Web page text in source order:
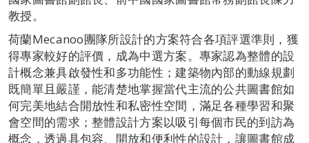
教授。
荷蘭Mecanoo團隊所設計的方案符合各項評選準則，獲
得專家較好的評價，成為中選方案。專家認為整體的設
計概念兼具啟發性和多功能性；建築物內部的動線規劃
既簡單且嚴謹，能清楚地掌握當代主流的公共圖書館如
何完美地結合開放性和私密性空間，滿足各種學習和聚
會空間的需求；整體設計方案以吸引每個市民的到訪為
概念，透過具包容、開放和便利性的設計，讓圖書館成